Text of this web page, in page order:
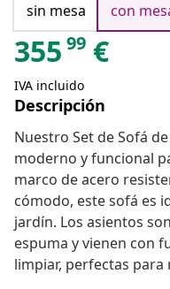
sin mesa
con
355 99 €
IVA incluido
Descripción
Nuestro Set de Sofá
moderno y funcional
marco de acero
cómodo, este sofá es
jardín. Los asientos
espuma y vienen con
limpiar, perfectas